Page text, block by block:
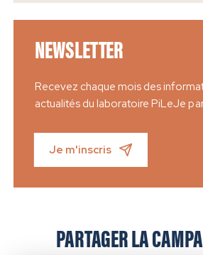
NEWSLETTER
Recevez chaque mois des
actualités du laboratoire PiLeJe
Je m'inscris
PARTAGER LA